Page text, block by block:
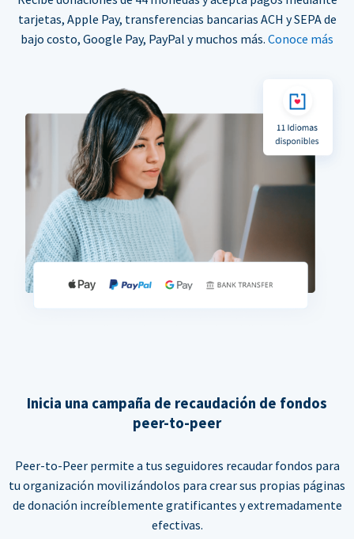
tarjetas, Apple Pay, transferencias bancarias ACH y SEPA de
bajo costo, Google Pay, PayPal y muchos más. Conoce más
Inicia una campaña de recaudación de fondos
peer-to-peer
Peer-to-Peer permite a tus seguidores recaudar fondos para
tu organización movilizándolos para crear sus propias páginas
de donación increíblemente gratificantes y extremadamente
efectivas.